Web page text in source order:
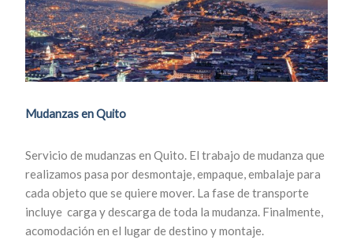
Mudanzas en Quito
Servicio de mudanzas en Quito. El trabajo de mudanza que
realizamos pasa por desmontaje, empaque, embalaje para
cada objeto que se quiere mover. La fase de transporte
incluye carga y descarga de toda la mudanza. Finalmente,
acomodación en el lugar de destino y montaje.